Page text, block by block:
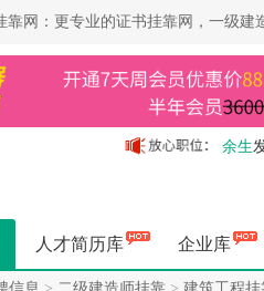
靠网：更专业的证书挂靠网，一级建
余生
余生
余生
余生
人才简历库 企业库